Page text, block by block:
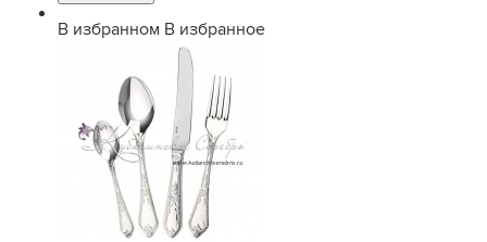
В избранном В избранное